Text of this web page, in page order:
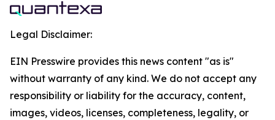
Legal Disclaimer:
EIN Presswire provides this news content "as is"
without warranty of any kind. We do not accept any
responsibility or liability for the accuracy, content,
images, videos, licenses, completeness, legality, or